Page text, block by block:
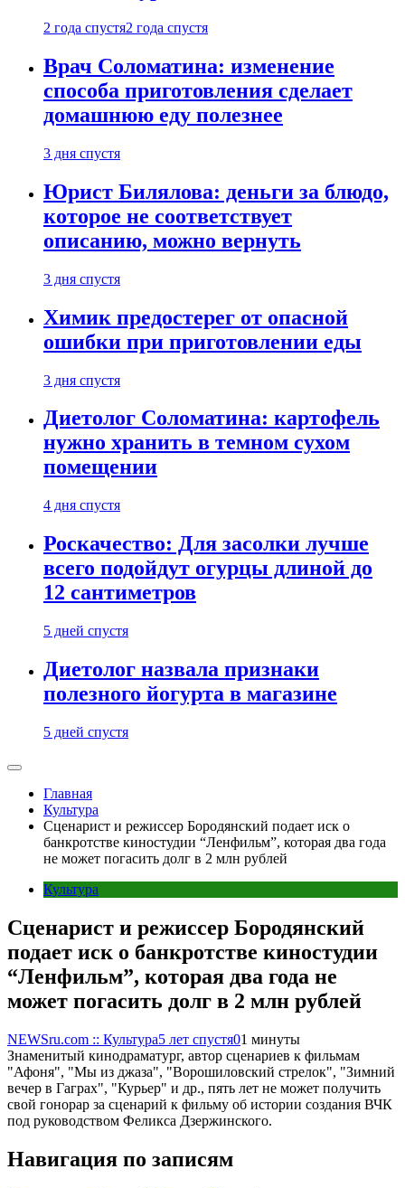
2 года спустя2 года спустя
Врач Соломатина: изменение
способа приготовления сделает
домашнюю еду полезнее
3 дня спустя
Юрист Билялова: деньги за блюдо,
которое не соответствует
описанию, можно вернуть
3 дня спустя
Химик предостерег от опасной
ошибки при приготовлении еды
3 дня спустя
Диетолог Соломатина: картофель
нужно хранить в темном сухом
помещении
4 дня спустя
Роскачество: Для засолки лучше
всего подойдут огурцы длиной до
12 сантиметров
5 дней спустя
Диетолог назвала признаки
полезного йогурта в магазине
5 дней спустя
Главная
Культура
Сценарист и режиссер Бородянский подает иск о
банкротстве киностудии “Ленфильм”, которая два года
не может погасить долг в 2 млн рублей
Культура
Сценарист и режиссер Бородянский
подает иск о банкротстве киностудии
“Ленфильм”, которая два года не
может погасить долг в 2 млн рублей
NEWSru.com :: Культура5 лет спустя01 минуты
Знаменитый кинодраматург, автор сценариев к фильмам
"Афоня", "Мы из джаза", "Ворошиловский стрелок", "Зимний
вечер в Гаграх", "Курьер" и др., пять лет не может получить
свой гонорар за сценарий к фильму об истории создания ВЧК
под руководством Феликса Дзержинского.
Навигация по записям